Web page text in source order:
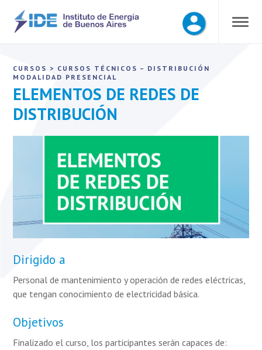
CURSOS > CURSOS TÉCNICOS – DISTRIBUCIÓN
MODALIDAD PRESENCIAL
ELEMENTOS DE REDES DE
DISTRIBUCIÓN
Dirigido a
Personal de mantenimiento y operación de redes eléctricas,
que tengan conocimiento de electricidad básica.
Objetivos
Finalizado el curso, los participantes serán capaces de: